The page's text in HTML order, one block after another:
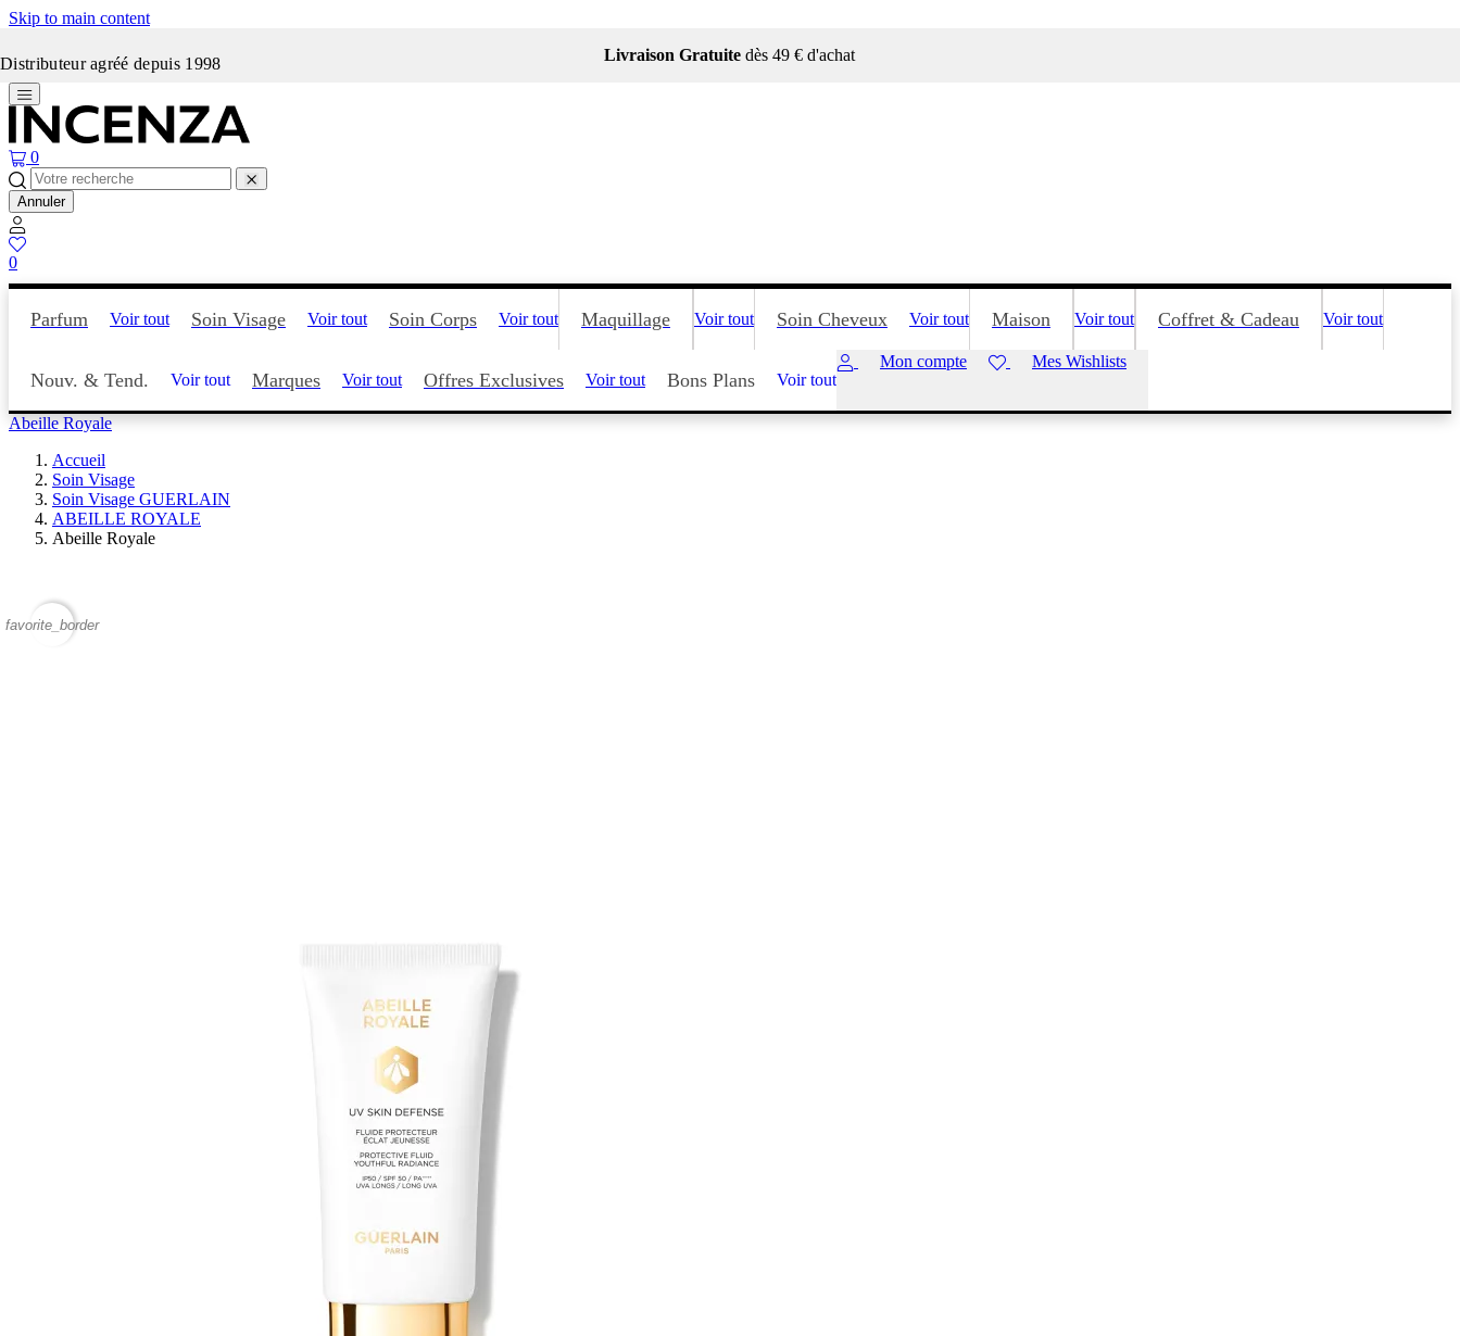
Skip to main content
Distributeur agréé depuis 1998Incenza fait peau neuve Livraison Gratuitedès 49 € d'achat
0
Annuler
0
Parfum Voir tout Soin Visage Voir tout Soin Corps Voir tout Maquillage Voir tout Soin Cheveux Voir tout Maison Voir tout Coffret & Cadeau Voir tout
Nouv. & Tend. Voir tout Marques Voir tout Offres Exclusives Voir tout Bons Plans Voir tout
Mon compte Mes Wishlists
Abeille Royale
Accueil
Soin Visage
Soin Visage GUERLAIN
ABEILLE ROYALE
Abeille Royale
favorite_border